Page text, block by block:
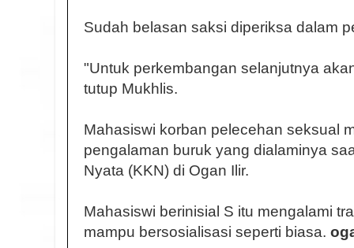
Sudah belasan saksi diperiksa dalam
"Untuk perkembangan selanjutnya
tutup Mukhlis.
Mahasiswi korban pelecehan seksual
pengalaman buruk yang dialaminya
Nyata (KKN) di Ogan Ilir.
Mahasiswi berinisial S itu mengalami
mampu bersosialisasi seperti biasa.